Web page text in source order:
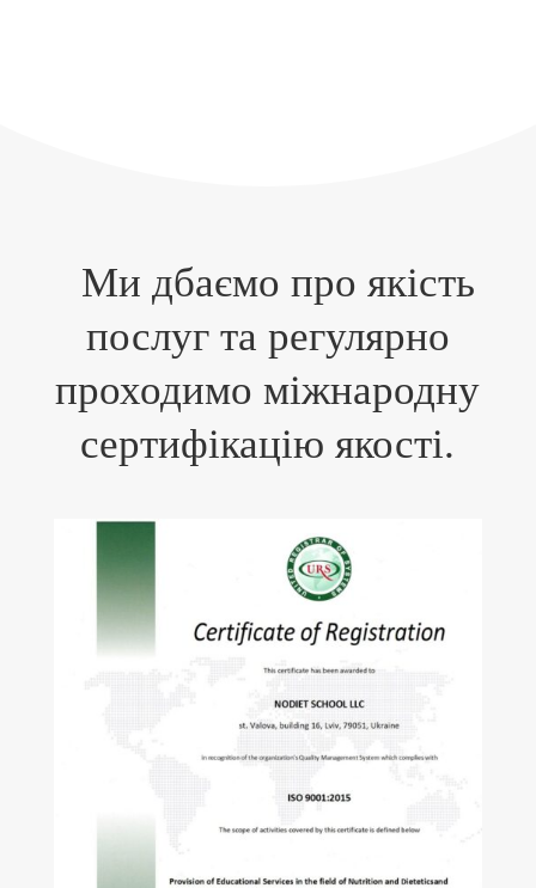
Ми дбаємо про якість
послуг та регулярно
проходимо міжнародну
сертифікацію якості.